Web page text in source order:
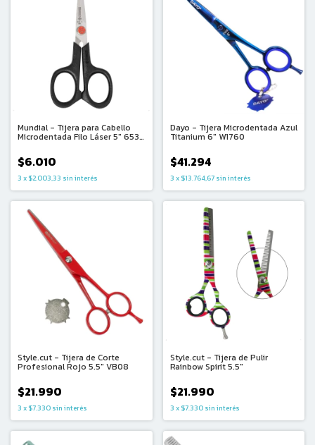
Mundial - Tijera para Cabello
Microdentada Filo Láser 5″ 653-
$6.010
3 x $2.003,33 sin interés
Dayo - Tijera Microdentada Azul
Titanium 6" W1760
$41.294
3 x $13.764,67 sin interés
Style.cut - Tijera de Corte
Profesional Rojo 5.5" VB08
$21.990
3 x $7.330 sin interés
Style.cut - Tijera de Pulir
Rainbow Spirit 5.5"
$21.990
3 x $7.330 sin interés